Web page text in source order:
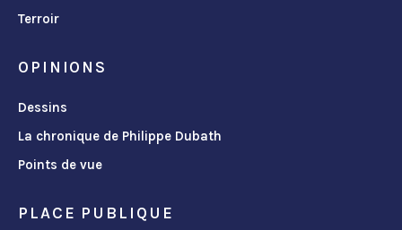
Terroir
OPINIONS
Dessins
La chronique de Philippe Dubath
Points de vue
PLACE PUBLIQUE